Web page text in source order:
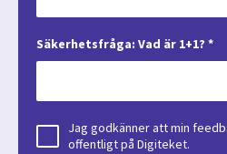
Säkerhetsfråga: Vad är 1+1? *
Jag godkänner att min
offentligt på Digiteket.